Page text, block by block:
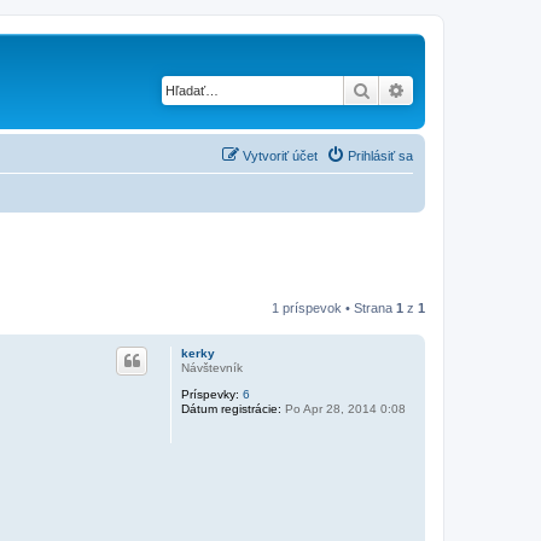
Hľadať
Prihlásiť sa
Vytvoriť účet
1 príspevok • Strana 1 z 1
kerky
Návštevník
Príspevky: 6
Dátum registrácie: Po Apr 28, 2014 0:08